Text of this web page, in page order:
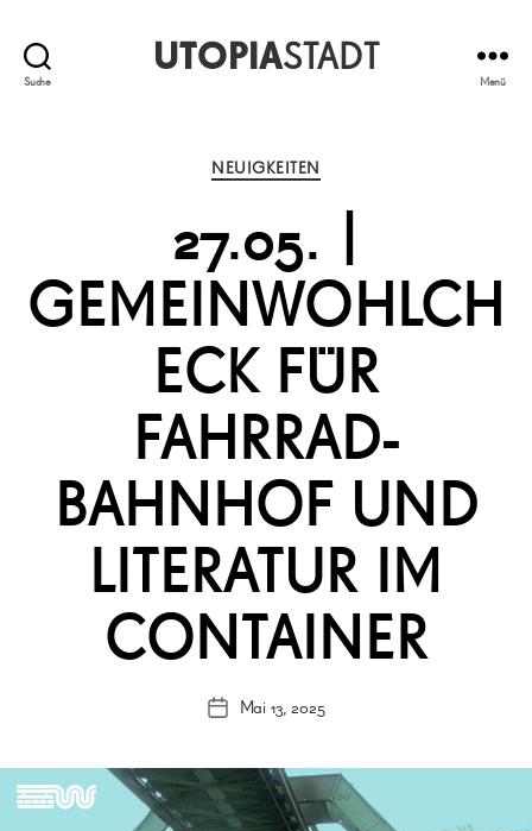
Suche
UTOPIASTADT
Menü
Kategorien
NEUIGKEITEN
27.05. |
GEMEINWOHLCH
ECK FÜR
FAHRRAD-
BAHNHOF UND
LITERATUR IM
CONTAINER
Veröffentlichungsdatum
Mai 13, 2025